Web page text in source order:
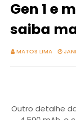
Gen 1 e
saiba
MATOS LIMA
Outro detalhe